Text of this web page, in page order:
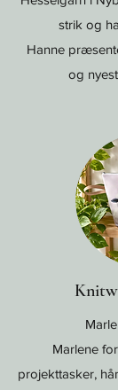
strik og
Hanne
og
Marlene
projekttasker,